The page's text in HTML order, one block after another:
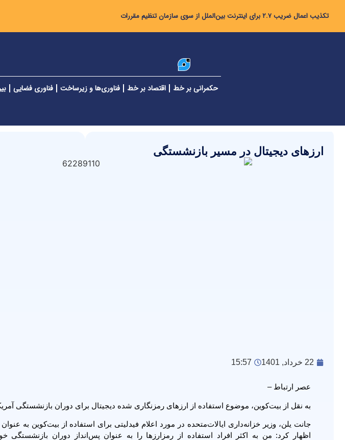
تکذیب اعمال ضریب ۲.۷ برای اینترنت بین‌الملل از سوی سازمان تنظیم مقررات
حکمرانی بر خط اقتصاد بر خط فناوری‌ها و زیرساخت فناوری فضایی
ارزهای دیجیتال در مسیر بازنشستگی
22 خرداد, 1401 15:57
عصر ارتباط –
به نقل از بیت‌کوین، موضوع استفاده از ارزهای رمزنگاری شده دیجیتال برای دوران بازنشستگی
اظهار کرد: من به اکثر افراد استفاده از رمزارزها را به‌ عنوان پس‌انداز دوران بازنشستگی